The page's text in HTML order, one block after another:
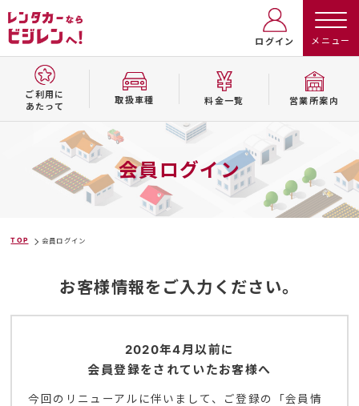
ログイン
ご利用に
あたって
取扱⾞種 料⾦⼀覧 営業所案内
会員ログイン
TOP 会員ログイン
お客様情報をご入力ください。
2020年4月以前に
会員登録をされていたお客様へ
今回のリニューアルに伴いまして、ご登録の「会員情